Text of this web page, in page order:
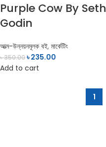
Purple Cow By Seth
Godin
আত্ম-উন্নয়নমূলক বই, মার্কেটিং
৳350.00৳235.00
Add to cart
1